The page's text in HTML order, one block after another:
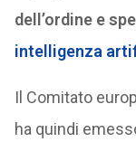
dell’ordine e
intelligenza
Il Comitato
ha quindi